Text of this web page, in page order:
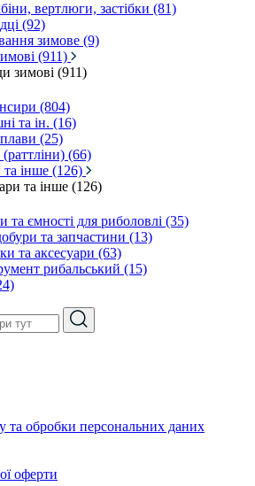
вертлюги, застібки (81)
(92)
зимове (9)
(911)
зимові (911)
(804)
та ін. (16)
(25)
(66)
інше (126)
та інше (126)
та ємності для риболовлі (35)
та запчастини (13)
та аксесуари (63)
рибальський (15)
та обробки персональних даних
оферти